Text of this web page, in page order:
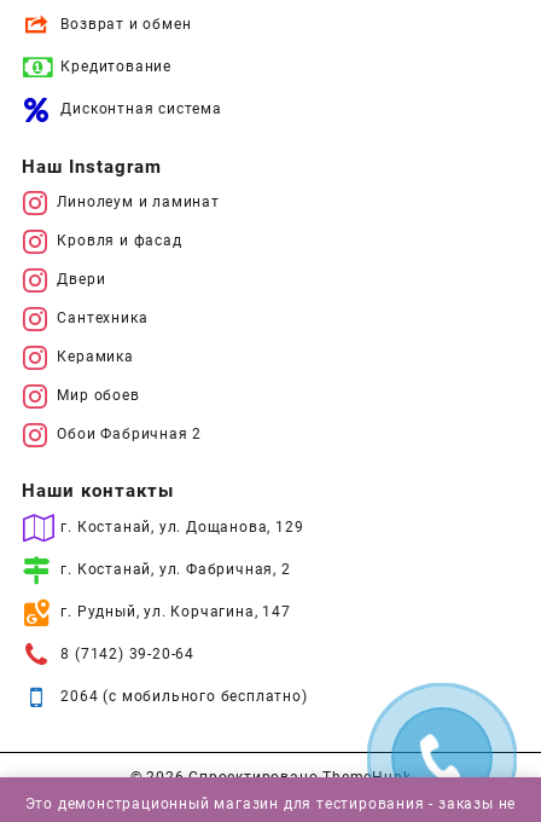
Возврат и обмен
Кредитование
Дисконтная система
Наш Instagram
Линолеум и ламинат
Кровля и фасад
Двери
Сантехника
Керамика
Мир обоев
Обои Фабричная 2
Наши контакты
г. Костанай, ул. Дощанова, 129
г. Костанай, ул. Фабричная, 2
г. Рудный, ул. Корчагина, 147
8 (7142) 39-20-64
2064 (с мобильного бесплатно)
© 2026Спроектировано ThemeHunk
Это демонстрационный магазин для тестирования - заказы не